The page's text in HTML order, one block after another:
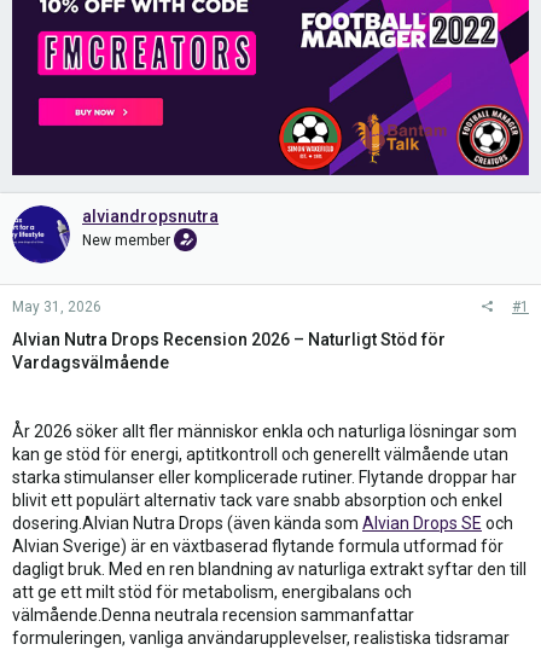
alviandropsnutra
New member
May 31, 2026 #1
Alvian Nutra Drops Recension 2026 – Naturligt Stöd för
Vardagsvälmående
År 2026 söker allt fler människor enkla och naturliga lösningar som
kan ge stöd för energi, aptitkontroll och generellt välmående utan
starka stimulanser eller komplicerade rutiner. Flytande droppar har
blivit ett populärt alternativ tack vare snabb absorption och enkel
dosering.Alvian Nutra Drops (även kända som Alvian Drops SE och
Alvian Sverige) är en växtbaserad flytande formula utformad för
dagligt bruk. Med en ren blandning av naturliga extrakt syftar den till
att ge ett milt stöd för metabolism, energibalans och
välmående.Denna neutrala recension sammanfattar
formuleringen, vanliga användarupplevelser, realistiska tidsramar